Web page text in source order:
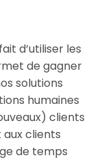
d’utiliser les
de gagner
solutions
humaines
clients
aux clients
de temps